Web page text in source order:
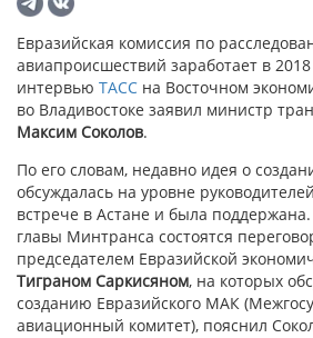
Евразийская комиссия по
авиапроисшествий заработает в
интервью ТАСС на Восточном
во Владивостоке заявил министр
Максим Соколов.
По его словам, недавно идея о
обсуждалась на уровне
встрече в Астане и была
главы Минтранса состоятся
председателем Евразийской
Тиграном Саркисяном, на которых
созданию Евразийского МАК
авиационный комитет), пояснил